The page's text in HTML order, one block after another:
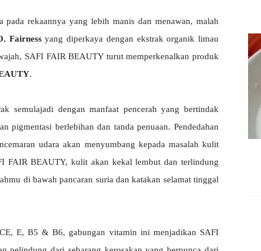
rekaannya yang lebih manis dan menawan, malah
Fairnessyang diperkaya dengan ekstrak organik limau
SAFI FAIR BEAUTY turut memperkenalkan produk
.
semulajadi dengan manfaat pencerah yang bertindak
pigmentasi berlebihan dan tanda penuaan. Pendedahan
udara akan menyumbang kepada masalah kulit
FAIR BEAUTY, kulit akan kekal lembut dan terlindung
di bawah pancaran suria dan katakan selamat tinggal
E, B5 & B6, gabungan vitamin ini menjadikan SAFI